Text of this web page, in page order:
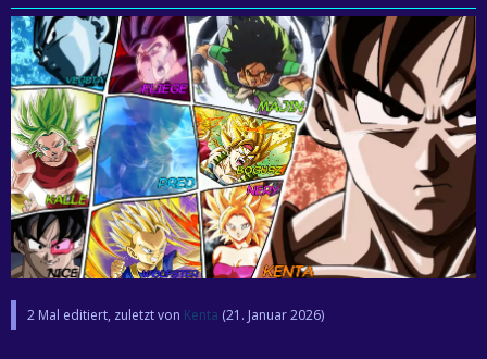
2 Mal editiert, zuletzt von Kenta (21. Januar 2026)